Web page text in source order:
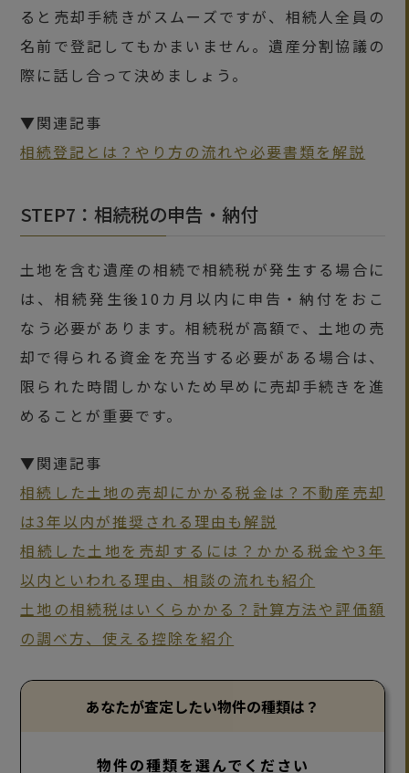
ると売却手続きがスムーズですが、相続人全員の
名前で登記してもかまいません。遺産分割協議の
際に話し合って決めましょう。
▼関連記事
相続登記とは？やり方の流れや必要書類を解説
STEP7：相続税の申告・納付
土地を含む遺産の相続で相続税が発生する場合に
は、相続発生後10カ月以内に申告・納付をおこ
なう必要があります。相続税が高額で、土地の売
却で得られる資金を充当する必要がある場合は、
限られた時間しかないため早めに売却手続きを進
めることが重要です。
▼関連記事
相続した土地の売却にかかる税金は？不動産売却
は3年以内が推奨される理由も解説
相続した土地を売却するには？かかる税金や3年
以内といわれる理由、相談の流れも紹介
土地の相続税はいくらかかる？計算方法や評価額
の調べ方、使える控除を紹介
あなたが査定したい物件の種類は？
物件の種類を選んでください